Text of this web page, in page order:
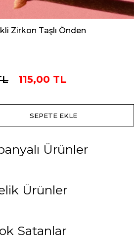
Zirkon Taşlı Önden
115,00 TL
Ürünler
Ürünler
Satanlar